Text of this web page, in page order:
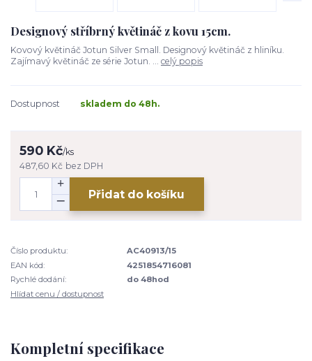
Designový stříbrný květináč z kovu 15cm.
Kovový květináč Jotun Silver Small. Designový květináč z hliníku.
Zajímavý květináč ze série Jotun. ... celý popis
Dostupnost skladem do 48h.
590 Kč/ks
487,60 Kč bez DPH
Přidat do košíku
Číslo produktu:
AC40913/15
EAN kód:
4251854716081
Rychlé dodání:
do 48hod
Hlídat cenu / dostupnost
Kompletní specifikace